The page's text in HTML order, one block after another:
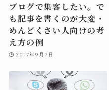
ブログで集客したい。で
も記事を書くのが大変・
めんどくさい人向けの考
え方の例
2017年9月7日